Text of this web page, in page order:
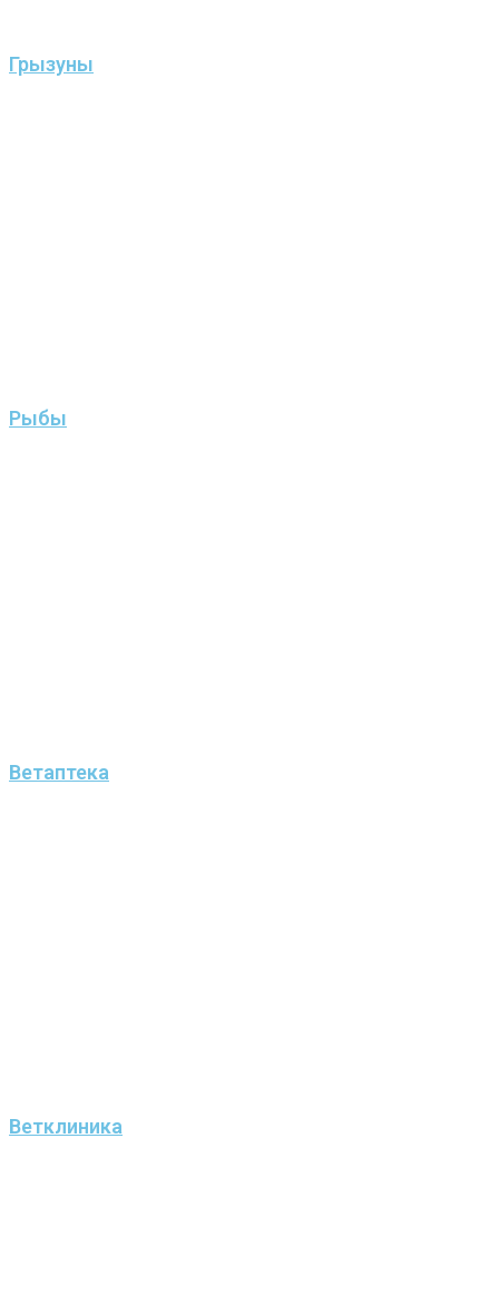
Грызуны
Рыбы
Ветаптека
Ветклиника